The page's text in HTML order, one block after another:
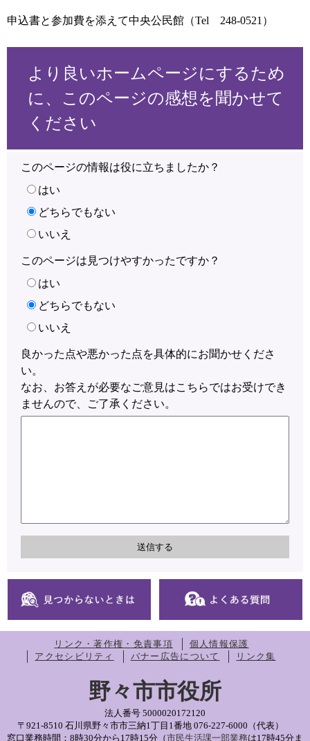
申込書と参加費を添えて中央公民館（Tel 248-0521）
より良いホームページにするため
に、このページの感想を聞かせて
ください
このページの情報は役に立ちましたか？
はい
どちらでもない
いいえ
このページは見つけやすかったですか？
はい
どちらでもない
いいえ
良かった点や悪かった点を具体的にお聞かせくださ
い。
なお、お答えが必要なご意見はこちらではお受けでき
ませんので、ご了承ください。
リンク・著作権・免責事項
個人情報保護
アクセシビリティ
バナー広告について リンク集
野々市市役所
法人番号 5000020172120
〒921-8510 石川県野々市市三納1丁目1番地 076-227-6000（代表）
窓口業務時間：8時30分から17時15分（市民生活課一部業務は17時45分ま